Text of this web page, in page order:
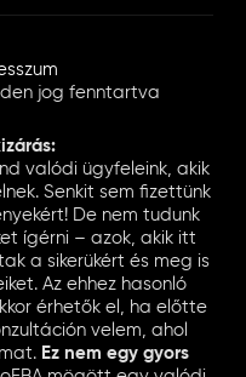
jog fenntartva
valódi ügyfeleink, akik
Senkit sem fizettünk
De nem tudunk
ígérni – azok, akik itt
a sikerükért és meg is
Az ehhez hasonló
érhetők el, ha előtte
velem, ahol
Ez nem egy gyors